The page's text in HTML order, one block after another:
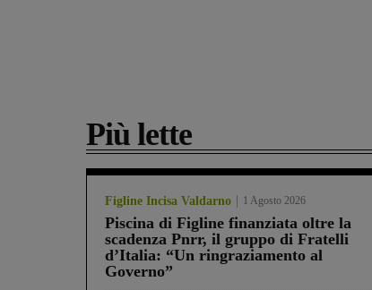
Più lette
Figline Incisa Valdarno 1 Agosto 2026
Piscina di Figline finanziata oltre la
scadenza Pnrr, il gruppo di Fratelli
d’Italia: “Un ringraziamento al
Governo”